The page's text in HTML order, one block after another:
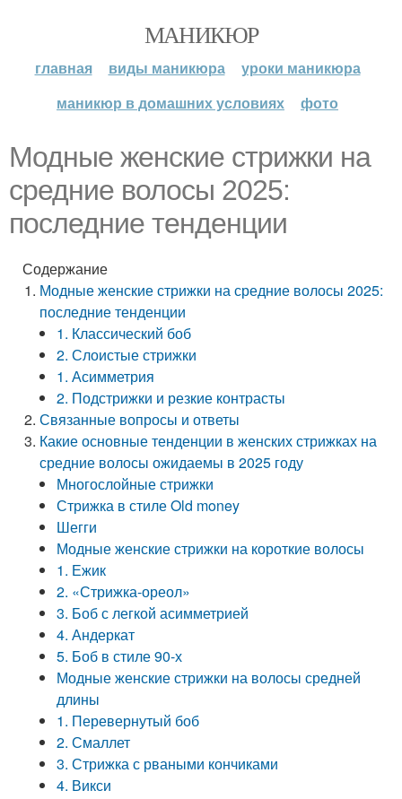
МАНИКЮР
главная виды маникюра
уроки маникюра
маникюр в домашних условиях
фото
Модные женские стрижки на
средние волосы 2025:
последние тенденции
Содержание
Модные женские стрижки на средние волосы 2025:
последние тенденции
1. Классический боб
2. Слоистые стрижки
1. Асимметрия
2. Подстрижки и резкие контрасты
Связанные вопросы и ответы
Какие основные тенденции в женских стрижках на
средние волосы ожидаемы в 2025 году
Многослойные стрижки
Стрижка в стиле Old money
Шегги
Модные женские стрижки на короткие волосы
1. Ежик
2. «Стрижка-ореол»
3. Боб с легкой асимметрией
4. Андеркат
5. Боб в стиле 90-х
Модные женские стрижки на волосы средней
длины
1. Перевернутый боб
2. Смаллет
3. Стрижка с рваными кончиками
4. Викси